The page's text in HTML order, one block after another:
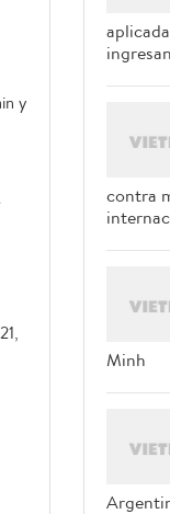
y
contra
Minh